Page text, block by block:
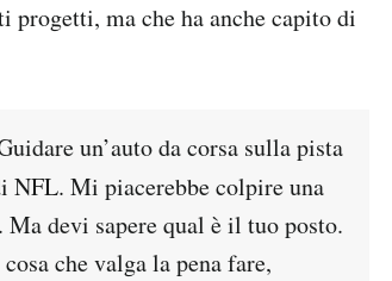
progetti, ma che ha anche capito di
un’auto da corsa sulla pista
NFL. Mi piacerebbe colpire una
devi sapere qual è il tuo posto.
che valga la pena fare,